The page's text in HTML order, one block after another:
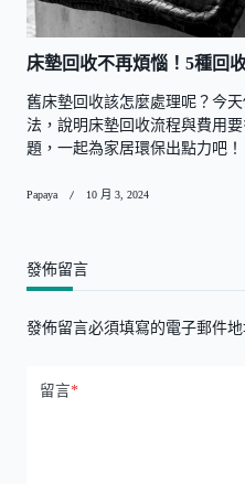
床墊回收不再煩惱！5種回
舊床墊回收該怎麼處理呢？今
法，說明床墊回收流程與費用
題，一起為家居環保出點力吧！
Papaya 10 月 3, 2024
發佈留言
發佈留言必須填寫的電子郵件地
留言*